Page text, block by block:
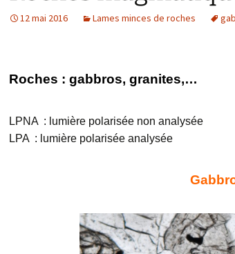
12 mai 2016 Lames minces de roches
Roches : gabbros, granites,…
LPNA : lumière polarisée non analysée
LPA : lumière polarisée analysée